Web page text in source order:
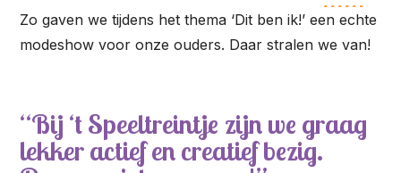
Zo gaven we tijdens het thema ‘Dit ben ik!’ een echte
modeshow voor onze ouders. Daar stralen we van!
Bij ‘t Speeltreintje zijn we graag
lekker actief en creatief bezig.